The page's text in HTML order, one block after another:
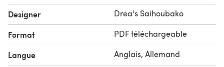
Designer Drea's Saihoubako
Format PDF téléchargeable
Langue Anglais, Allemand